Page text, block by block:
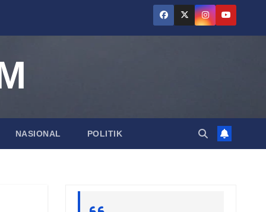
NASIONAL POLITIK